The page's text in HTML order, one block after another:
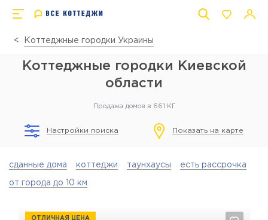
Коттеджные городки Украины
Коттеджные городки Киевской
области
Продажа домов в 661 КГ
Настройки поиска Показать на карте
сданные дома коттеджи таунхаусы есть рассрочка
от города до 10 км
ОТЛИЧНАЯ ЦЕНА